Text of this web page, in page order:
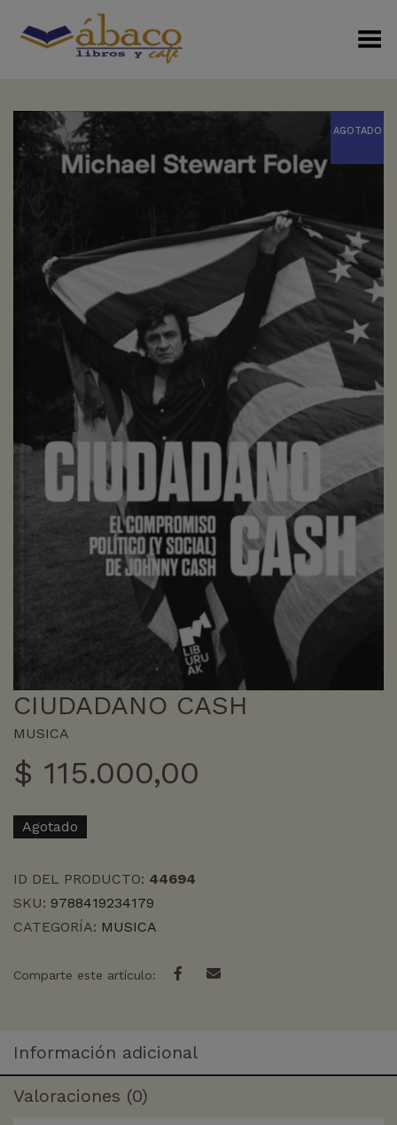
Menú Alterno
AGOTADO
+
CIUDADANO CASH
MUSICA
$ 115.000,00
Agotado
ID DEL PRODUCTO: 44694
SKU: 9788419234179
CATEGORÍA: MUSICA
Comparte este artículo:
Información adicional
Valoraciones (0)